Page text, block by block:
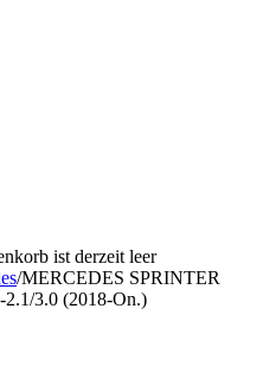
ist derzeit leer
/MERCEDES SPRINTER
3.0 (2018-On.)